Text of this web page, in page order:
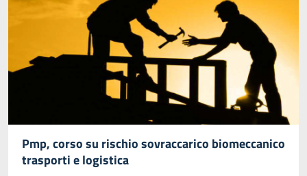
Pmp, corso su rischio sovraccarico biomeccanico
trasporti e logistica